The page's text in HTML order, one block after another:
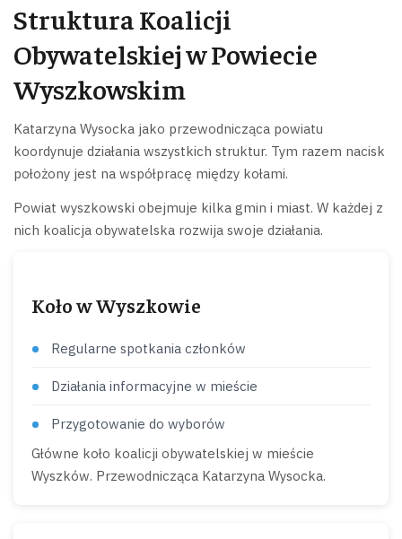
Struktura Koalicji
Obywatelskiej w Powiecie
Wyszkowskim
Katarzyna Wysocka jako przewodnicząca powiatu
koordynuje działania wszystkich struktur. Tym razem nacisk
położony jest na współpracę między kołami.
Powiat wyszkowski obejmuje kilka gmin i miast. W każdej z
nich koalicja obywatelska rozwija swoje działania.
Koło w Wyszkowie
Regularne spotkania członków
Działania informacyjne w mieście
Przygotowanie do wyborów
Główne koło koalicji obywatelskiej w mieście
Wyszków. Przewodnicząca Katarzyna Wysocka.